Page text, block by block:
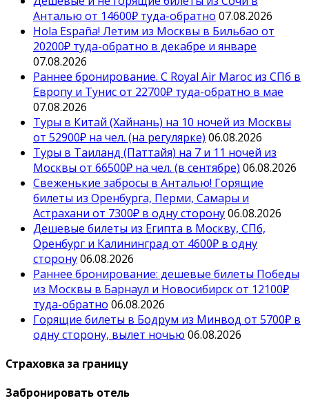
Анталью от 14600₽ туда-обратно 07.08.2026
Hola España! Летим из Москвы в Бильбао от
20200₽ туда-обратно в декабре и январе
07.08.2026
Раннее бронирование. С Royal Air Maroc из СПб в
Европу и Тунис от 22700₽ туда-обратно в мае
07.08.2026
Туры в Китай (Хайнань) на 10 ночей из Москвы
от 52900₽ на чел. (на регулярке) 06.08.2026
Туры в Таиланд (Паттайя) на 7 и 11 ночей из
Москвы от 66500₽ на чел. (в сентябре) 06.08.2026
Свеженькие забросы в Анталью! Горящие
билеты из Оренбурга, Перми, Самары и
Астрахани от 7300₽ в одну сторону06.08.2026
Дешевые билеты из Египта в Москву, СПб,
Оренбург и Калининград от 4600₽ в одну
сторону06.08.2026
Раннее бронирование: дешевые билеты Победы
из Москвы в Барнаул и Новосибирск от 12100₽
туда-обратно 06.08.2026
Горящие билеты в Бодрум из Минвод от 5700₽ в
одну сторону, вылет ночью 06.08.2026
Страховка за границу
Забронировать отель